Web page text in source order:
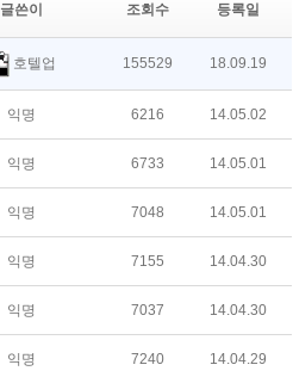
글쓴이 조회수 등록일
호텔업 155529 18.09.19
익명 6216 14.05.02
익명 6733 14.05.01
익명 7048 14.05.01
익명 7155 14.04.30
익명 7037 14.04.30
익명 7240 14.04.29